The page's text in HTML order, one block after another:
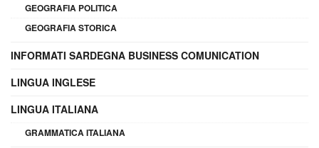
GEOGRAFIA POLITICA
GEOGRAFIA STORICA
INFORMATI SARDEGNA BUSINESS COMUNICATION
LINGUA INGLESE
LINGUA ITALIANA
GRAMMATICA ITALIANA